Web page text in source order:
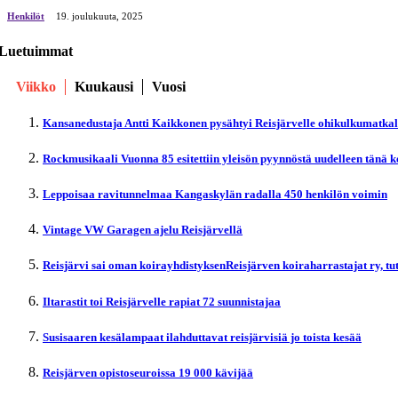
Henkilöt 19. јoulukuuta, 2025
Viikko Kuukausi Vuosi
Kansanedustaja Antti Kaikkonen pysähtyi Reisjärvelle
Rockmusikaali Vuonna 85 esitettiin yleisön pyynnöstä uudelleen tänä
Leppoisaa ravitunnelmaa Kangaskylän radalla 450 henkilön voimin
Vintage VW Garagen ajelu Reisjärvellä
Reisjärvi sai oman koirayhdistyksenReisjärven koiraharrastajat ry,
Iltarastit toi Reisjärvelle rapiat 72 suunnistajaa
Susisaaren kesälampaat ilahduttavat reisjärvisiä jo toista kesää
Reisjärven opistoseuroissa 19 000 kävijää